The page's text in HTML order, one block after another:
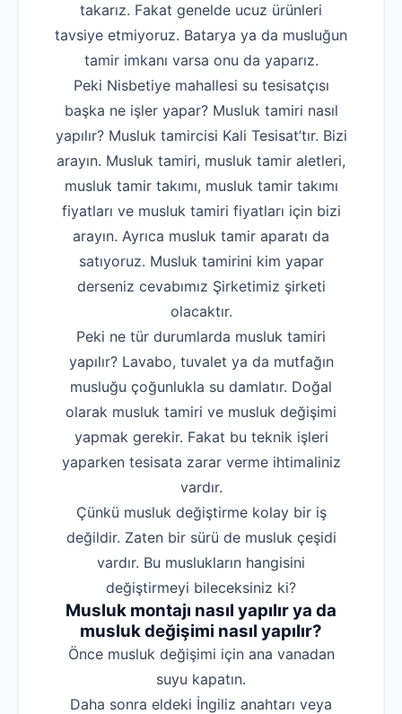
takarız. Fakat genelde ucuz ürünleri
tavsiye etmiyoruz. Batarya ya da musluğun
tamir imkanı varsa onu da yaparız.
Peki Nisbetiye mahallesi su tesisatçısı
başka ne işler yapar? Musluk tamiri nasıl
yapılır? Musluk tamircisi Kali Tesisat’tır. Bizi
arayın. Musluk tamiri, musluk tamir aletleri,
musluk tamir takımı, musluk tamir takımı
fiyatları ve musluk tamiri fiyatları için bizi
arayın. Ayrıca musluk tamir aparatı da
satıyoruz. Musluk tamirini kim yapar
derseniz cevabımız Şirketimiz şirketi
olacaktır.
Peki ne tür durumlarda musluk tamiri
yapılır? Lavabo, tuvalet ya da mutfağın
musluğu çoğunlukla su damlatır. Doğal
olarak musluk tamiri ve musluk değişimi
yapmak gerekir. Fakat bu teknik işleri
yaparken tesisata zarar verme ihtimaliniz
vardır.
Çünkü musluk değiştirme kolay bir iş
değildir. Zaten bir sürü de musluk çeşidi
vardır. Bu muslukların hangisini
değiştirmeyi bileceksiniz ki?
Musluk montajı nasıl yapılır ya da
musluk değişimi nasıl yapılır?
‌Önce musluk değişimi için ana vanadan
suyu kapatın.
‌Daha sonra eldeki İngiliz anahtarı veya